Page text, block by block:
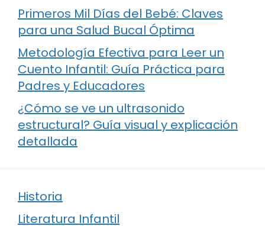
Primeros Mil Días del Bebé: Claves
para una Salud Bucal Óptima
Metodología Efectiva para Leer un
Cuento Infantil: Guía Práctica para
Padres y Educadores
¿Cómo se ve un ultrasonido
estructural? Guía visual y explicación
detallada
Historia
Literatura Infantil